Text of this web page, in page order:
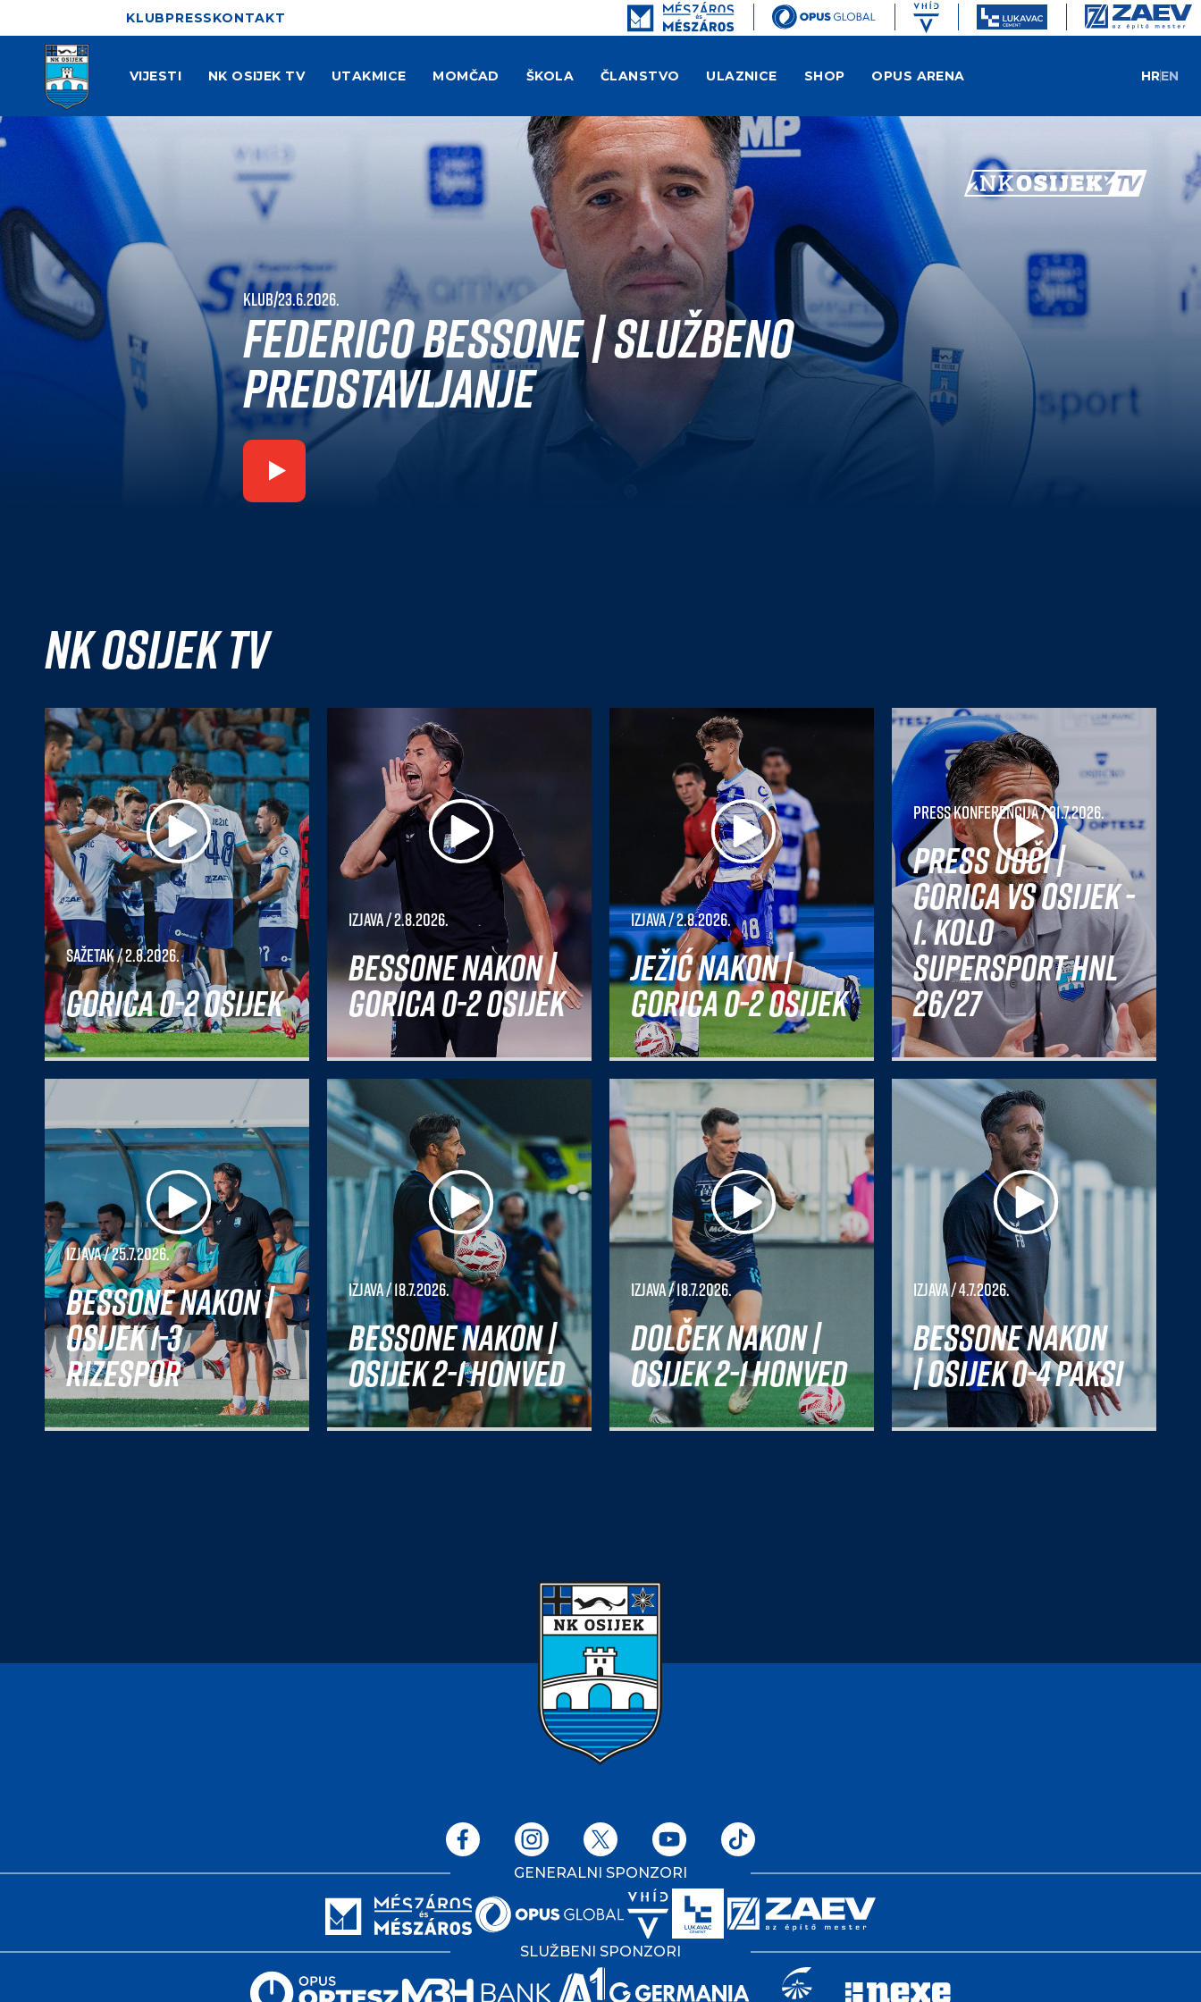
KLUBPRESSKONTAKT
VIJESTI NK OSIJEK TV UTAKMICE MOMČAD ŠKOLA ČLANSTVO ULAZNICE SHOP OPUS ARENA HREN
Klub|23.6.2026.
Federico Bessone | Službeno
predstavljanje
NK Osijek TV
Sažetak/ 2.8.2026.
Gorica 0-2 Osijek
Izjava/ 2.8.2026.
Bessone nakon |
Gorica 0-2 Osijek
Izjava/ 2.8.2026.
Ježić nakon |
Gorica 0-2 Osijek
Press konferencija/ 31.7.2026.
Press uoči |
Gorica vs Osijek -
1. kolo
SuperSport HNL
26/27
Izjava/ 25.7.2026.
Bessone nakon |
Osijek 1-3
Rizespor
Izjava/ 18.7.2026.
Bessone nakon |
Osijek 2-1 Honved
Izjava/ 18.7.2026.
Dolček nakon |
Osijek 2-1 Honved
Izjava/ 4.7.2026.
Bessone nakon
| Osijek 0-4 Paksi
GENERALNI SPONZORI
SLUŽBENI SPONZORI